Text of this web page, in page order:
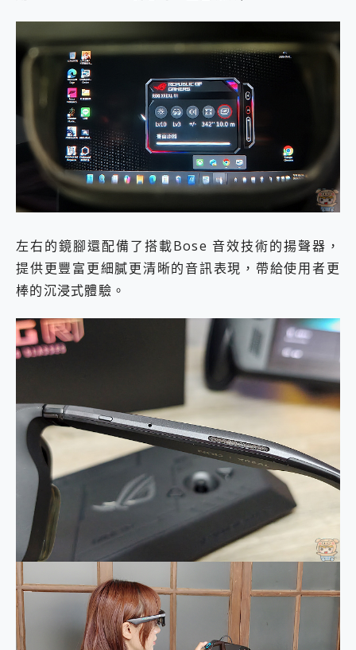
左右的鏡腳還配備了搭載Bose 音效技術的揚聲器，
提供更豐富更細膩更清晰的音訊表現，帶給使用者更
棒的沉浸式體驗。